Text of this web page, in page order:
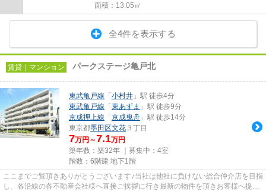
面積：13.05㎡
全4件を表示する
賃貸｜マンション パークステージ亀戸北
東武亀戸線 「 小村井 」駅 徒歩4分
東武亀戸線 「 東あずま 」駅 徒歩9分
京成押上線 「 京成曳舟 」駅 徒歩14分
東京都墨田区文花 ３丁目
7万円～7.1万円
築年数：築32年 ｜募集中： 4室
階数：6階建 地下1階
ここまでご覧頂きありがとうございます♪当社は他社に負けない総合仲介店を目指
し、各沿線の各不動産会社様へ直接ご挨拶に行き最新の物件を頂きお客様へ提供